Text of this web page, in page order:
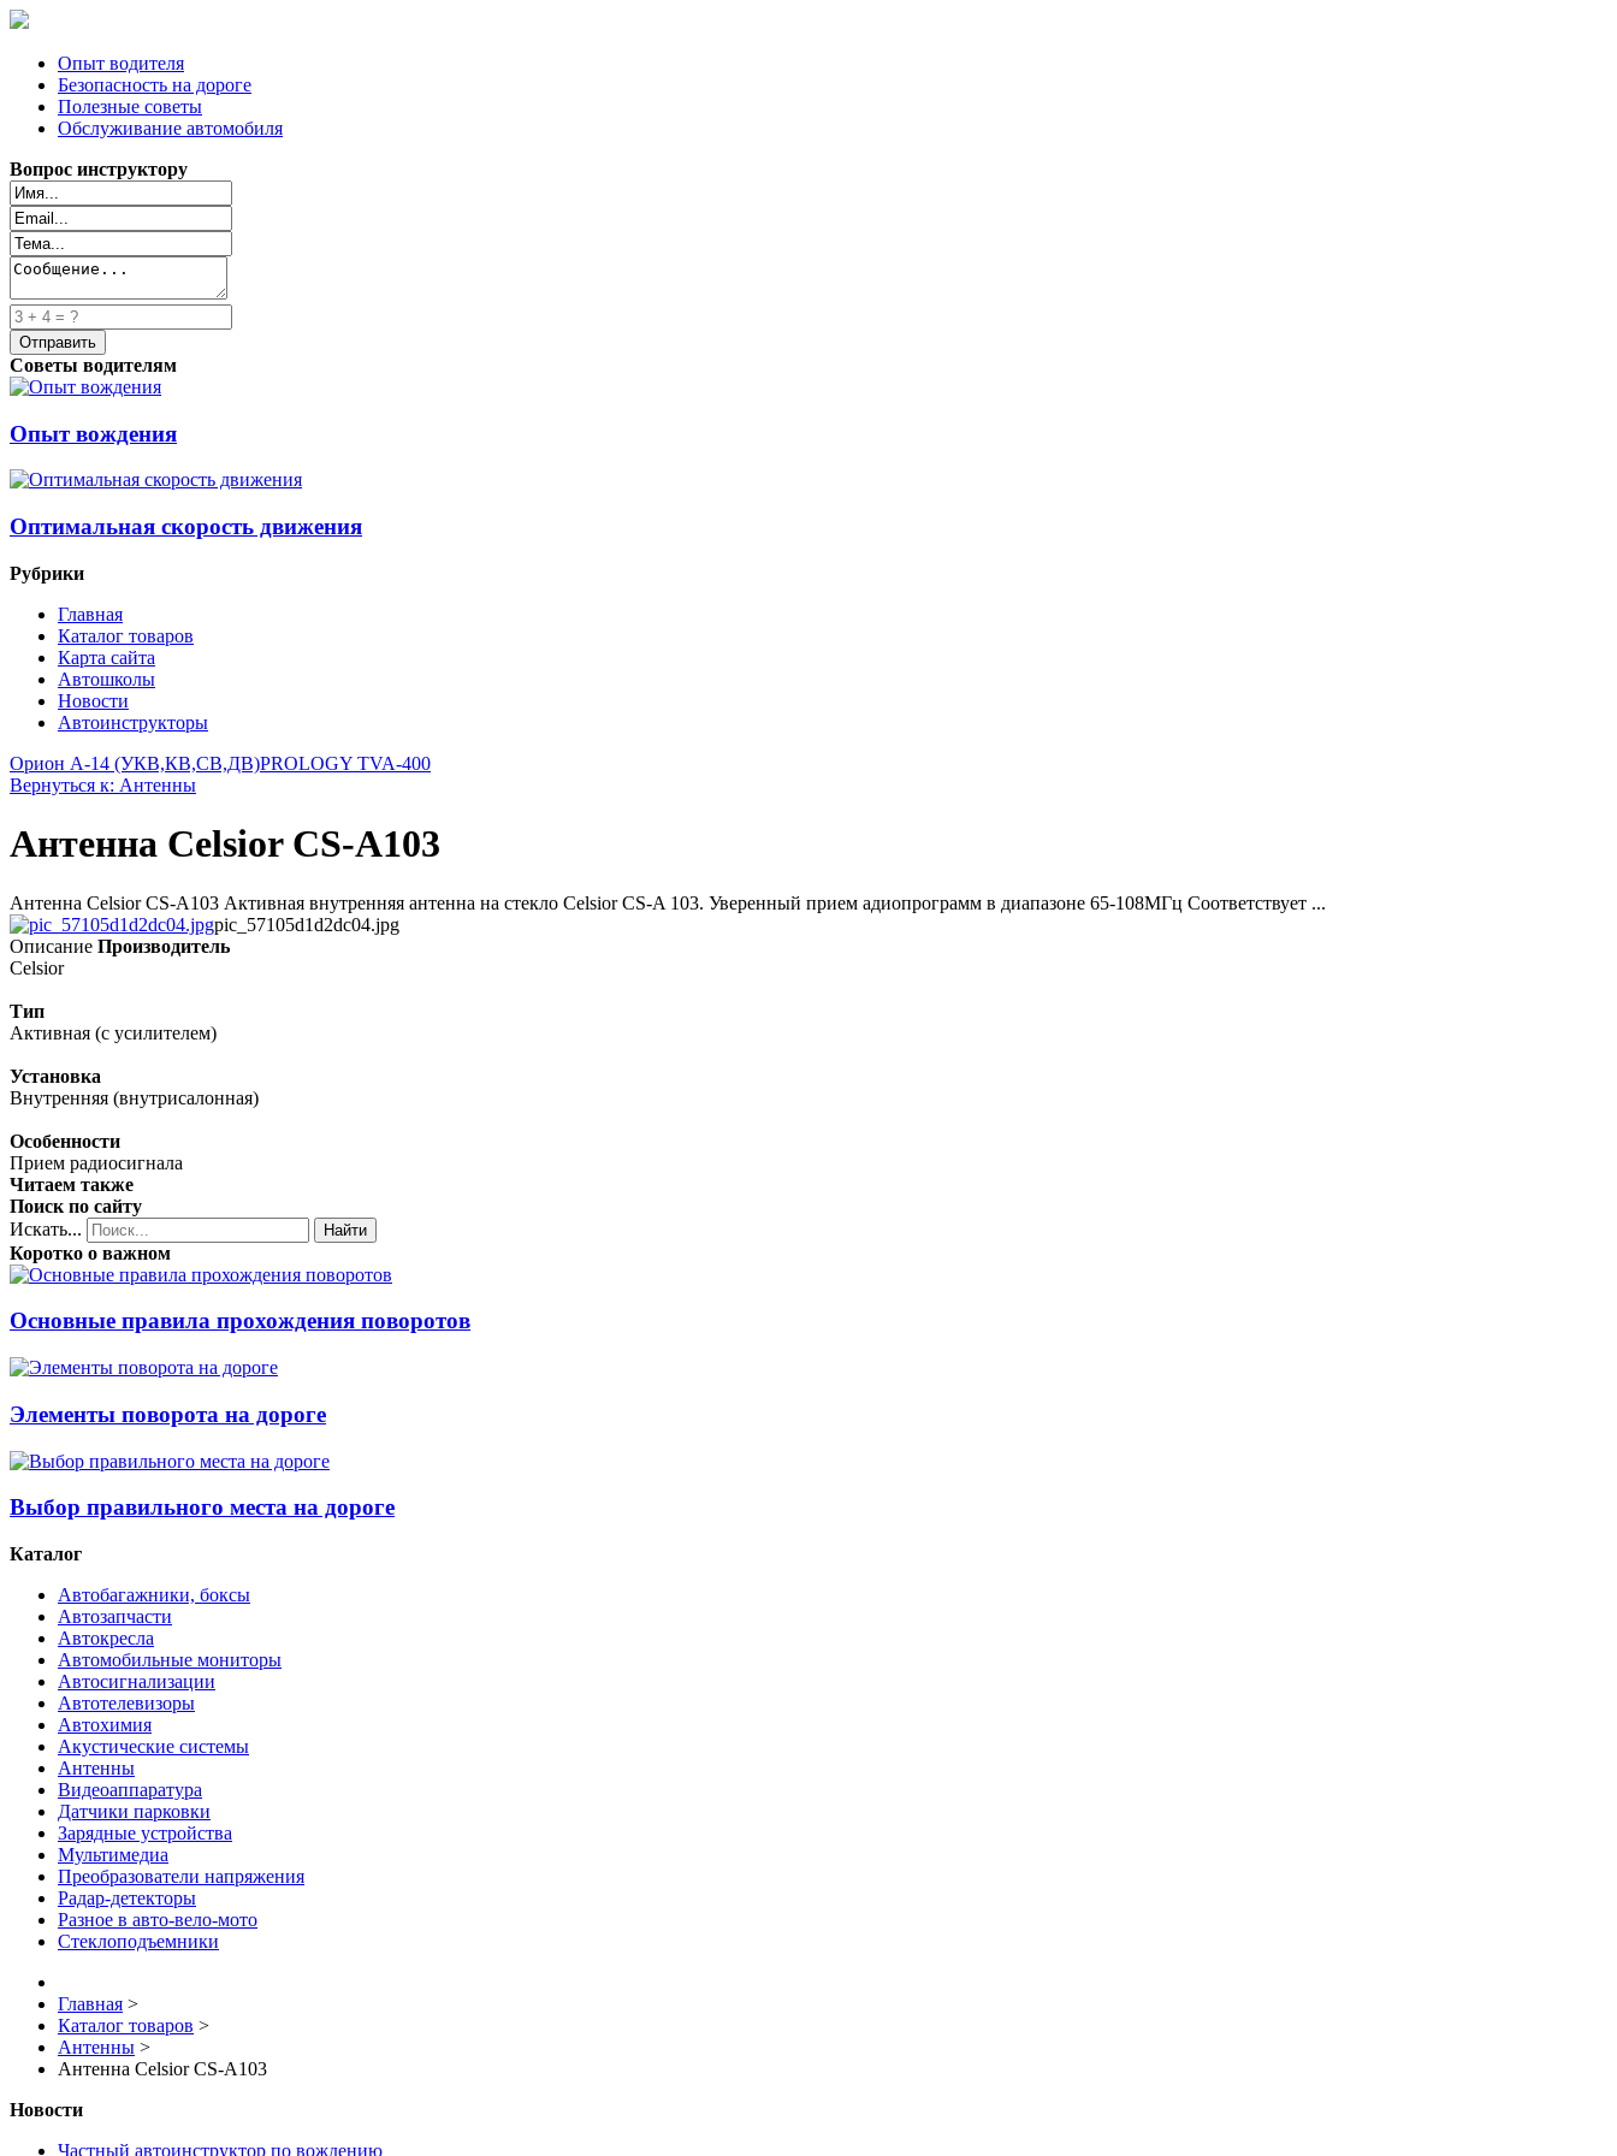
Опыт водителя
Безопасность на дороге
Полезные советы
Обслуживание автомобиля
Вопрос инструктору
Советы водителям
Опыт вождения
Оптимальная скорость движения
Рубрики
Главная
Каталог товаров
Карта сайта
Автошколы
Новости
Автоинструкторы
Орион А-14 (УКВ,КВ,СВ,ДВ)PROLOGY TVA-400
Вернуться к: Антенны
Антенна Celsior CS-A103
Антенна Celsior CS-A103 Активная внутренняя антенна на стекло Celsior CS-A 103. Уверенный прием адиопрограмм в диапазоне 65-108МГц Соответствует ...
pic_57105d1d2dc04.jpg
Описание Производитель
Celsior
Тип
Активная (с усилителем)
Установка
Внутренняя (внутрисалонная)
Особенности
Прием радиосигнала
Читаем также
Поиск по сайту
Искать...
Найти
Коротко о важном
Основные правила прохождения поворотов
Элементы поворота на дороге
Выбор правильного места на дороге
Каталог
Автобагажники, боксы
Автозапчасти
Автокресла
Автомобильные мониторы
Автосигнализации
Автотелевизоры
Автохимия
Акустические системы
Антенны
Видеоаппаратура
Датчики парковки
Зарядные устройства
Мультимедиа
Преобразователи напряжения
Радар-детекторы
Разное в авто-вело-мото
Стеклоподъемники
Главная >
Каталог товаров >
Антенны >
Антенна Celsior CS-A103
Новости
Частный автоинструктор по вождению